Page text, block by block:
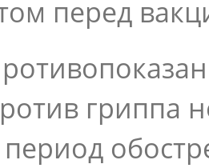
перед
гриппа